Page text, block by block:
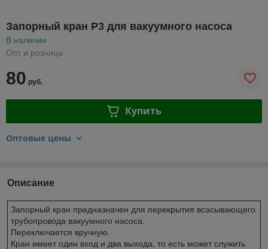
Запорный кран P3 для вакуумного насоса
В наличии
Опт и розница
80 руб.
Купить
Оптовые цены
Описание
Запорный кран предназначен для перекрытия всасывающего
трубопровода вакуумного насоса.
Переключается вручную.
Кран имеет один вход и два выхода, то есть может служить